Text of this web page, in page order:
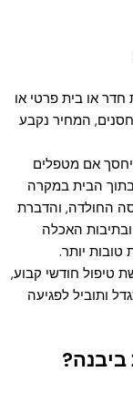
או בית פרטי או
המחיר נקבע
אם מטפלים
הבית במקרה
החולדה, והדברת
ובתיבות האכלה
טובות יותר.
טיפול חודשי קבוע,
ותוביל לפגיעה